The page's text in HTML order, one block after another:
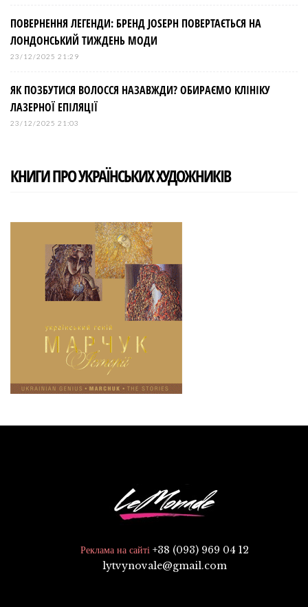
ПОВЕРНЕННЯ ЛЕГЕНДИ: БРЕНД JOSEPH ПОВЕРТАЄТЬСЯ НА
ЛОНДОНСЬКИЙ ТИЖДЕНЬ МОДИ
23/12/2025 21:29
ЯК ПОЗБУТИСЯ ВОЛОССЯ НАЗАВЖДИ? ОБИРАЄМО КЛІНІКУ
ЛАЗЕРНОЇ ЕПІЛЯЦІЇ
23/12/2025 21:03
КНИГИ ПРО УКРАЇНСЬКИХ ХУДОЖНИКІВ
Реклама на сайті +38 (093) 969 04 12
lytvynovale@gmail.com